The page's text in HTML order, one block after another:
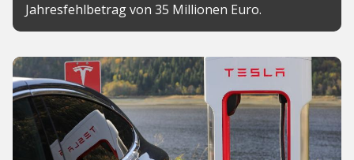
Jahresfehlbetrag von 35 Millionen Euro.